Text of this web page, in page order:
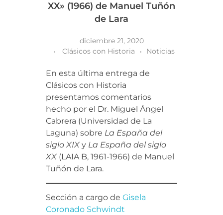
XX» (1966) de Manuel Tuñón
de Lara
diciembre 21, 2020
Clásicos con Historia
Noticias
En esta última entrega de
Clásicos con Historia
presentamos comentarios
hecho por el Dr. Miguel Ángel
Cabrera (Universidad de La
Laguna) sobre La España del
siglo XIXy La España del siglo
XX(LAIA B, 1961-1966) de Manuel
Tuñón de Lara.
Sección a cargo de Gisela
Coronado Schwindt